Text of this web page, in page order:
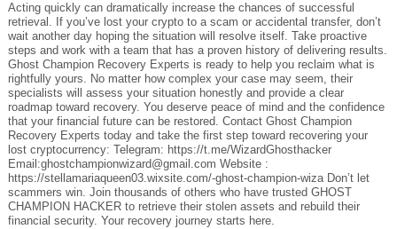
Acting quickly can dramatically increase the chances of successful
retrieval. If you’ve lost your crypto to a scam or accidental transfer, don’t
wait another day hoping the situation will resolve itself. Take proactive
steps and work with a team that has a proven history of delivering results.
Ghost Champion Recovery Experts is ready to help you reclaim what is
rightfully yours. No matter how complex your case may seem, their
specialists will assess your situation honestly and provide a clear
roadmap toward recovery. You deserve peace of mind and the confidence
that your financial future can be restored. Contact Ghost Champion
Recovery Experts today and take the first step toward recovering your
lost cryptocurrency: Telegram: https://t.me/WizardGhosthacker
Email:ghostchampionwizard@gmail.com Website :
https://stellamariaqueen03.wixsite.com/-ghost-champion-wiza Don’t let
scammers win. Join thousands of others who have trusted GHOST
CHAMPION HACKER to retrieve their stolen assets and rebuild their
financial security. Your recovery journey starts here.